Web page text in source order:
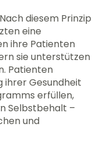
diesem Prinzip
eine
ihre Patienten
sie unterstützen
Patienten
ihrer Gesundheit
erfüllen,
Selbstbehalt –
und